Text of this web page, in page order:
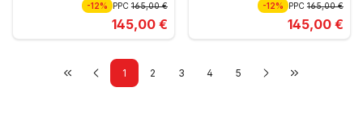
-12% PPC 165,00 €
145,00 €
-12% PPC165,00 €
145,00 €
1 2 3 4 5